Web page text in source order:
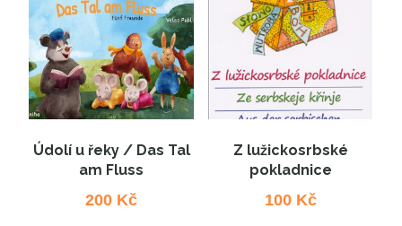
Údolí u řeky / Das Tal
am Fluss
200 Kč
Z lužickosrbské
pokladnice
100 Kč